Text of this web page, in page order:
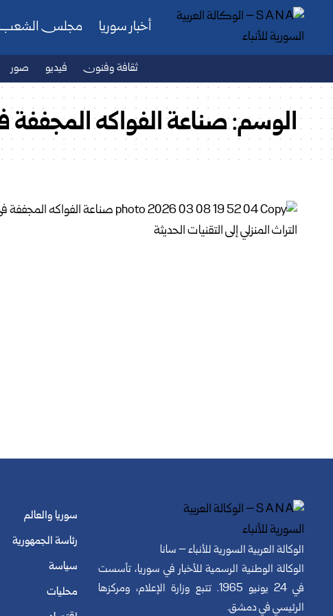
أخبار سوريا مجلس
ثقافة وفنون فيديو صور
الوسم:صناعة الفواكه المجففة
الوكالة العربية السورية للأنباء – سانا
الوكالة الوطنية الرسمية للأخبار في سوريا، تأسست
في 24 يونيو 1965. تتبع وزارة الإعلام، ومركزها
الرئيسي في دمشق.
سوريا والعالم
رئاسة الجمهورية
سياسة
محليات